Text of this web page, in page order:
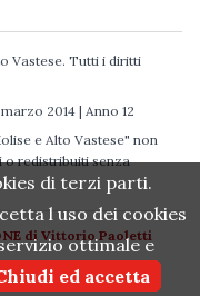
Vastese. Tutti i diritti
2014 | Anno 12
e Alto Vastese" non
o redistribuiti senza
di Vittorio Paoletti
di terzi parti.
l uso dei cookies
ottimale e
ed accetta